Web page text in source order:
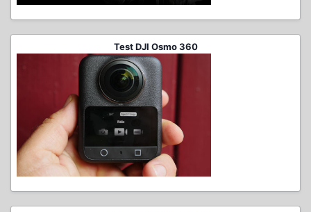
Test DJI Osmo 360